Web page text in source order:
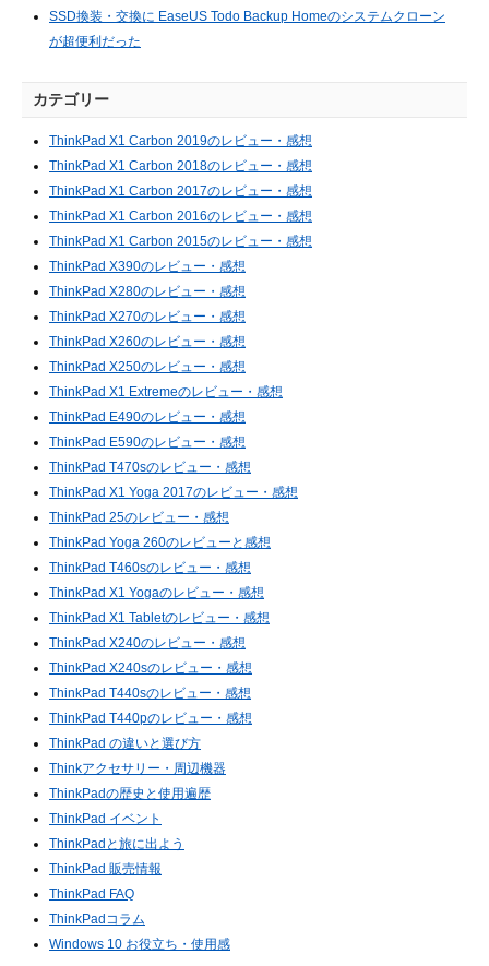
SSD換装・交換に EaseUS Todo Backup Homeのシステムクローン
が超便利だった
カテゴリー
ThinkPad X1 Carbon 2019のレビュー・感想
ThinkPad X1 Carbon 2018のレビュー・感想
ThinkPad X1 Carbon 2017のレビュー・感想
ThinkPad X1 Carbon 2016のレビュー・感想
ThinkPad X1 Carbon 2015のレビュー・感想
ThinkPad X390のレビュー・感想
ThinkPad X280のレビュー・感想
ThinkPad X270のレビュー・感想
ThinkPad X260のレビュー・感想
ThinkPad X250のレビュー・感想
ThinkPad X1 Extremeのレビュー・感想
ThinkPad E490のレビュー・感想
ThinkPad E590のレビュー・感想
ThinkPad T470sのレビュー・感想
ThinkPad X1 Yoga 2017のレビュー・感想
ThinkPad 25のレビュー・感想
ThinkPad Yoga 260のレビューと感想
ThinkPad T460sのレビュー・感想
ThinkPad X1 Yogaのレビュー・感想
ThinkPad X1 Tabletのレビュー・感想
ThinkPad X240のレビュー・感想
ThinkPad X240sのレビュー・感想
ThinkPad T440sのレビュー・感想
ThinkPad T440pのレビュー・感想
ThinkPad の違いと選び方
Thinkアクセサリー・周辺機器
ThinkPadの歴史と使用遍歴
ThinkPad イベント
ThinkPadと旅に出よう
ThinkPad 販売情報
ThinkPad FAQ
ThinkPadコラム
Windows 10 お役立ち・使用感